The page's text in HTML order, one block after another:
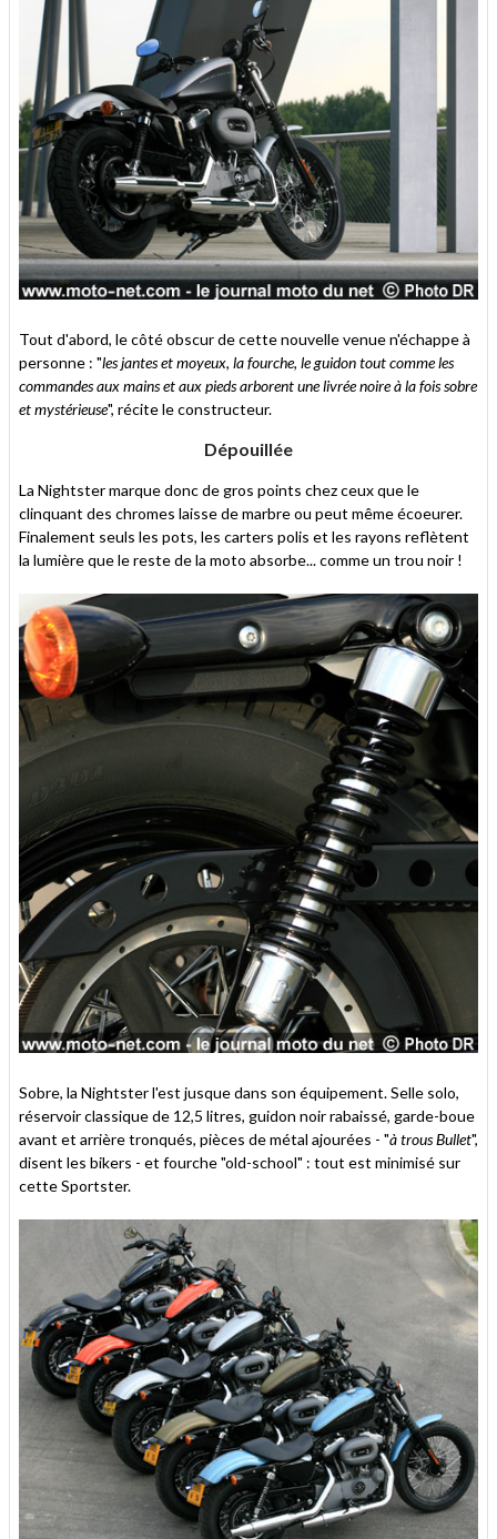
Tout d'abord, le côté obscur de cette nouvelle venue n'échappe à
personne : "les jantes et moyeux, la fourche, le guidon tout comme les
commandes aux mains et aux pieds arborent une livrée noire à la fois sobre
et mystérieuse", récite le constructeur.
Dépouillée
La Nightster marque donc de gros points chez ceux que le
clinquant des chromes laisse de marbre ou peut même écoeurer.
Finalement seuls les pots, les carters polis et les rayons reflètent
la lumière que le reste de la moto absorbe... comme un trou noir !
Sobre, la Nightster l'est jusque dans son équipement. Selle solo,
réservoir classique de 12,5 litres, guidon noir rabaissé, garde-boue
avant et arrière tronqués, pièces de métal ajourées - "à trous Bullet",
disent les bikers - et fourche "old-school" : tout est minimisé sur
cette Sportster.